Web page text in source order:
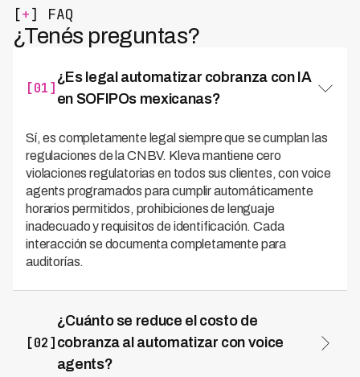
[+] FAQ
¿Tenés preguntas?
[01]
¿Es legal automatizar cobranza con IA
en SOFIPOs mexicanas?
Sí, es completamente legal siempre que se cumplan las
regulaciones de la CNBV. Kleva mantiene cero
violaciones regulatorias en todos sus clientes, con voice
agents programados para cumplir automáticamente
horarios permitidos, prohibiciones de lenguaje
inadecuado y requisitos de identificación. Cada
interacción se documenta completamente para
auditorías.
[02]
¿Cuánto se reduce el costo de
cobranza al automatizar con voice
agents?